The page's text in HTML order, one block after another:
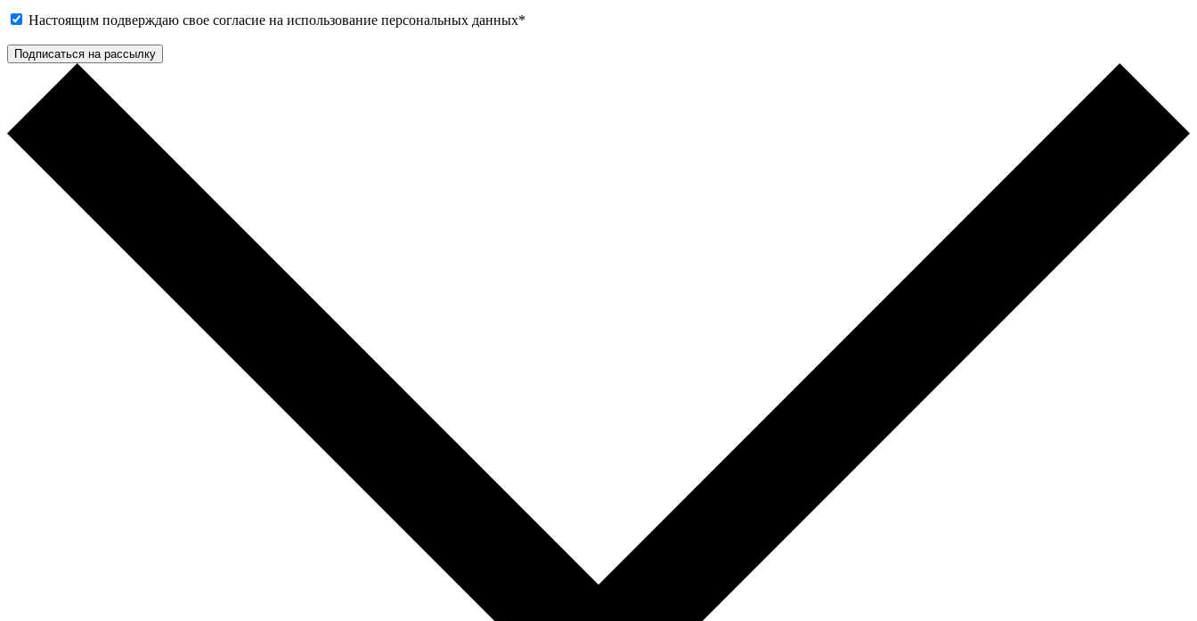
Настоящим подверждаю свое согласие на использование персональных данных*
Подписаться на рассылку